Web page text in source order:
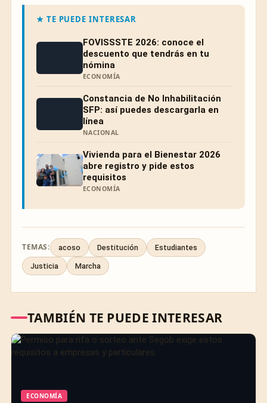
★ TE PUEDE INTERESAR
FOVISSSTE 2026: conoce el
descuento que tendrás en tu
nómina
ECONOMÍA
Constancia de No Inhabilitación
SFP: así puedes descargarla en
línea
NACIONAL
Vivienda para el Bienestar 2026
abre registro y pide estos
requisitos
ECONOMÍA
TEMAS: acoso Destitución Estudiantes
Justicia Marcha
TAMBIÉN TE PUEDE INTERESAR
ECONOMÍA